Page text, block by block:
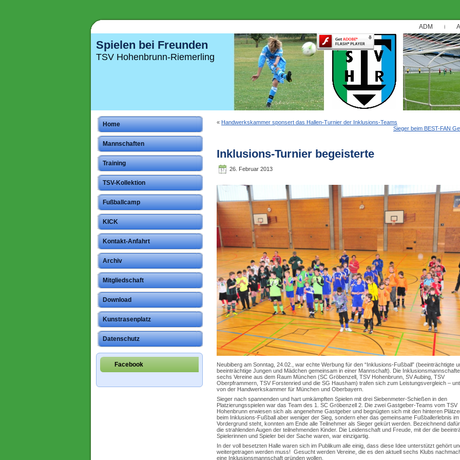
ADM
Spielen bei Freunden
TSV Hohenbrunn-Riemerling
Home
Mannschaften
Training
TSV-Kollektion
Fußballcamp
KICK
Kontakt-Anfahrt
Archiv
Mitgliedschaft
Download
Kunstrasenplatz
Datenschutz
Facebook
« Handwerkskammer sponsert das Hallen-Turnier der Inklusions-Teams
Sieger beim BEST-FAN
Inklusions-Turnier begeisterte
26. Februar 2013
Neubiberg am Sonntag, 24.02., war echte Werbung für den “Inklusions-Fußball” (beeinträchtigte
beeinträchtige Jungen und Mädchen gemeinsam in einer Mannschaft). Die
sechs Vereine aus dem Raum München (SC Gröbenzell, TSV Hohenbrunn, SV Aubing, TSV
Oberpframmern, TSV Forstenried und die SG Hausham) trafen sich zum Leistungsvergleich –
von der Handwerkskammer für München und Oberbayern.
Sieger nach spannenden und hart umkämpften Spielen mit drei Siebenmeter-Schießen in den
Platzierungsspielen war das Team des 1. SC Gröbenzell 2. Die zwei Gastgeber-Teams vom TSV
Hohenbrunn erwiesen sich als angenehme Gastgeber und begnügten sich mit den hinteren
beim Inklusions-Fußball aber weniger der Sieg, sondern eher das gemeinsame Fußballerlebnis im
Vordergrund steht, konnten am Ende alle Teilnehmer als Sieger gekürt werden. Bezeichnend
die strahlenden Augen der teilnehmenden Kinder. Die Leidenschaft und Freude, mit der die
Spielerinnen und Spieler bei der Sache waren, war einzigartig.
In der voll besetzten Halle waren sich im Publikum alle einig, dass diese Idee unterstützt gehört
weitergetragen werden muss! Gesucht werden Vereine, die es den aktuell sechs Klubs
eine Inklusionsmannschaft gründen wollen.